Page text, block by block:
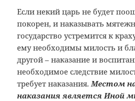
Если некий царь не будет
покорен, и наказывать
государство устремится к
ему необходимы милость и
другой – наказание и
необходимое следствие
требует наказания.Местом
наказания является Иной